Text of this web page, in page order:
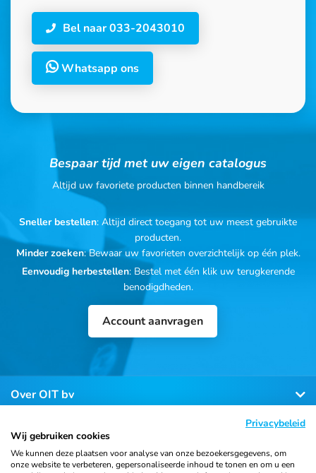
Bel naar 033-2043010
Whatsapp ons
Bespaar tijd met uw eigen catalogus
Altijd uw favoriete producten binnen handbereik
Sneller bestellen: Altijd direct toegang tot uw meest gebruikte
producten.
Minder zoeken: Bewaar uw favorieten overzichtelijk op één plek.
Eenvoudig herbestellen: Bestel met één klik uw terugkerende
benodigdheden.
Account aanvragen
Over OIT bv
Klantenservice
Privacybeleid
Wij gebruiken cookies
We kunnen deze plaatsen voor analyse van onze bezoekersgegevens, om
onze website te verbeteren, gepersonaliseerde inhoud te tonen en om u een